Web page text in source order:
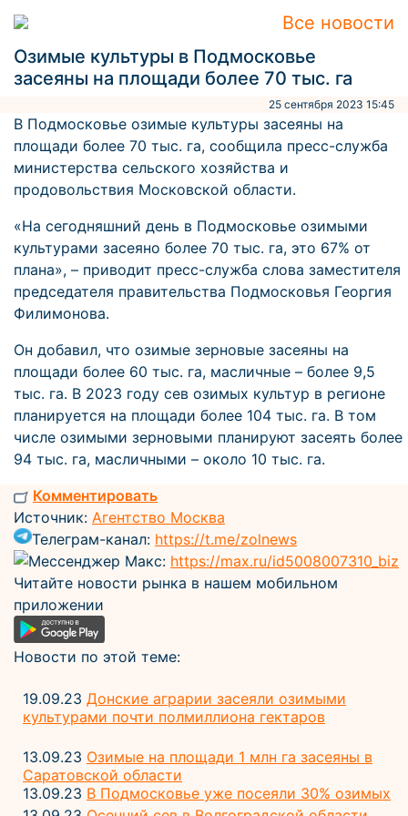
Все новости
Озимые культуры в Подмосковье
засеяны на площади более 70 тыс. га
25 сентября 2023 15:45
В Подмосковье озимые культуры засеяны на
площади более 70 тыс. га, сообщила пресс-служба
министерства сельского хозяйства и
продовольствия Московской области.
«На сегодняшний день в Подмосковье озимыми
культурами засеяно более 70 тыс. га, это 67% от
плана», – приводит пресс-служба слова заместителя
председателя правительства Подмосковья Георгия
Филимонова.
Он добавил, что озимые зерновые засеяны на
площади более 60 тыс. га, масличные – более 9,5
тыс. га. В 2023 году сев озимых культур в регионе
планируется на площади более 104 тыс. га. В том
числе озимыми зерновыми планируют засеять более
94 тыс. га, масличными – около 10 тыс. га.
Комментировать
Источник: Агентство Москва
Телеграм-канал: https://t.me/zolnews
Мессенджер Макс: https://max.ru/id5008007310_biz
Читайте новости рынка в нашем мобильном
приложении
Новости по этой теме:
19.09.23 Донские аграрии засеяли озимыми
культурами почти полмиллиона гектаров
13.09.23 Озимые на площади 1 млн га засеяны в
Саратовской области
13.09.23 В Подмосковье уже посеяли 30% озимых